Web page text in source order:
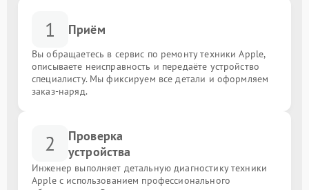
1 Приём
Вы обращаетесь в сервис по ремонту техники Apple,
описываете неисправность и передаёте устройство
специалисту. Мы фиксируем все детали и оформляем
заказ-наряд.
2
Проверка
устройства
Инженер выполняет детальную диагностику техники
Apple с использованием профессионального